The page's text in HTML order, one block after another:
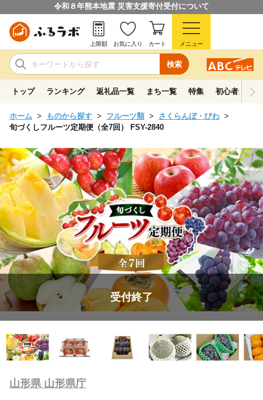
令和８年熊本地震 災害支援寄付受付について
検索
上限額 お気に入り カート メニュー
トップ ランキング 返礼品一覧 まち一覧 特集 初心者ガイド
ホーム ものから探す フルーツ類
さくらんぼ・びわ
旬づくしフルーツ定期便（全7回） FSY-2840
受付終了
山形県 山形県庁